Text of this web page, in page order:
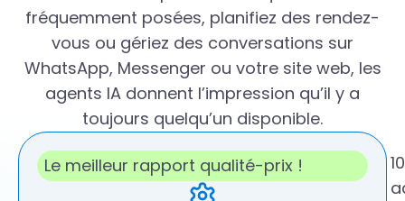
fréquemment posées, planifiez des rendez-
vous ou gériez des conversations sur
WhatsApp, Messenger ou votre site web, les
agents IA donnent l’impression qu’il y a
toujours quelqu’un disponible.
Le meilleur rapport qualité-prix !